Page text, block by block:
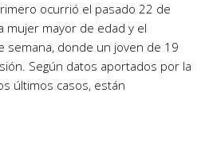
ocurrió el pasado 22 de
mayor de edad y el
semana, donde un joven de 19
Según datos aportados por la
últimos casos, están